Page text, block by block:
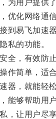
用户提供了
化网络通信
易飞加速器
私的功能。
，有效防止
简单，适合
，就能轻
够帮助用户
让用户尽享